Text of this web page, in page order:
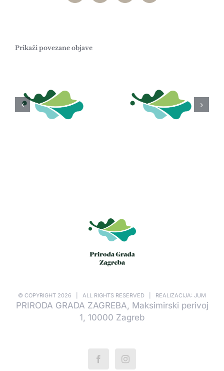
Prikaži povezane objave
© COPYRIGHT 2026 | ALL RIGHTS RESERVED | REALIZACIJA: JUM
PRIRODA GRADA ZAGREBA, Maksimirski perivoj
1, 10000 Zagreb